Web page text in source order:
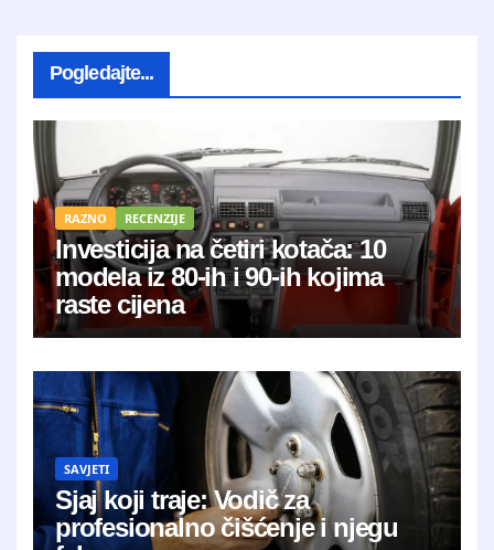
Pogledajte...
RAZNO RECENZIJE
Investicija na četiri kotača: 10
modela iz 80-ih i 90-ih kojima
raste cijena
SAVJETI
Sjaj koji traje: Vodič za
profesionalno čišćenje i njegu